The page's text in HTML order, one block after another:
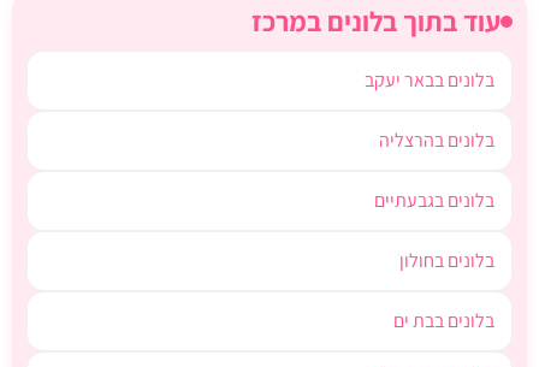
עוד בתוך בלונים במרכז
בלונים בבאר יעקב
בלונים בהרצליה
בלונים בגבעתיים
בלונים בחולון
בלונים בבת ים